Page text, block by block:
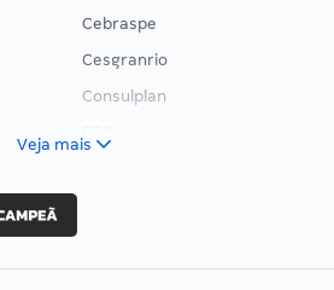
Cebraspe
Cesgranrio
Consulplan
Veja mais